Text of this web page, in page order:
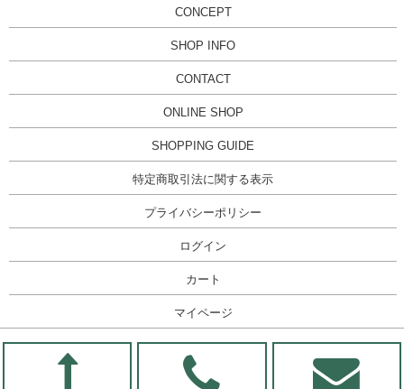
CONCEPT
SHOP INFO
CONTACT
ONLINE SHOP
SHOPPING GUIDE
特定商取引法に関する表示
プライバシーポリシー
ログイン
カート
マイページ